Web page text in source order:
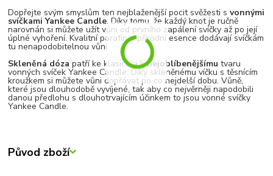
Dopřejte svým smyslům ten nejblaženější pocit svěžesti svonnými
svíčkami Yankee Candle. Díky tomu, že každý knot je ručně
narovnán si můžete užít vůni od prvního zapálení svíčky až po její
úplné vyhoření. Kvalitní parafín a přírodní esence dodávají svíčkám
tu nenapodobitelnou vůni.
Skleněná dózapatří ke klasice a knejoblíbenějšímu tvaru
vonných svíček Yankee Candle. Díky skleněnému víčku s těsnícím
kroužkem si můžete vůni dopřávat po co nejdelší dobu. Vůně,
které jsou dlouhodobě vyvíjené, tak aby co nejvěrněji napodobili
danou předlohu s dlouhotrvajícím účinkem to jsou vonné svíčky
Yankee Candle.
Původ zboží